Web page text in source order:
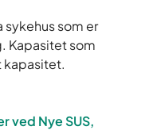
som er
Kapasitet som
kapasitet.
ved Nye SUS,